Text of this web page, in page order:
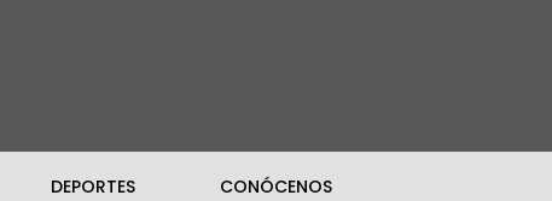
DEPORTES CONÓCENOS